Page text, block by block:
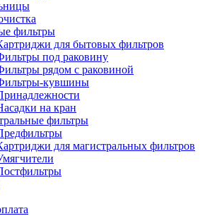
фильтры
для бытовых фильтров
под раковину
рядом с раковиной
кувшины
на кран
фильтры
для магистральных фильтров